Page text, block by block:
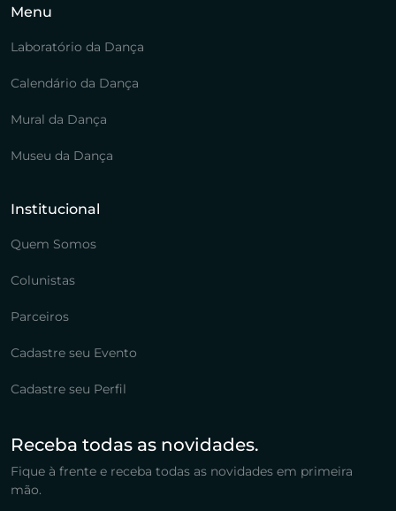
Menu
Laboratório da Dança
Calendário da Dança
Mural da Dança
Museu da Dança
Institucional
Quem Somos
Colunistas
Parceiros
Cadastre seu Evento
Cadastre seu Perfil
Receba todas as novidades.
Fique à frente e receba todas as novidades em primeira
mão.